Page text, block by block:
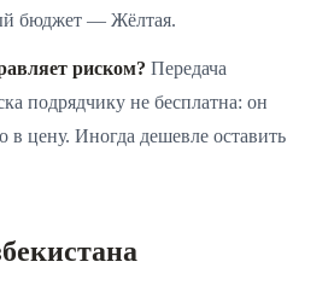
бюджет — Жёлтая.
риском? Передача
подрядчику не бесплатна: он
в цену. Иногда дешевле оставить